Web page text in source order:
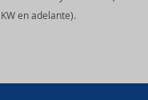
KW en adelante).